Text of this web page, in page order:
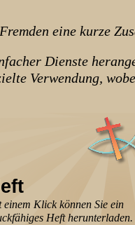
eine kurze
Dienste
Verwendung,
einem Klick können Sie ein
Heft herunterladen.